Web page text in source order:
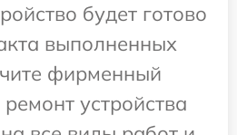
будет готово
выполненных
фирменный
устройства